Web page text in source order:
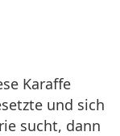
Karaffe
und sich
sucht, dann